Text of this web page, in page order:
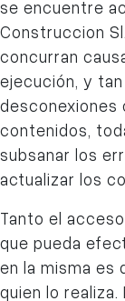
se encuentre
Construccion
concurran
ejecución, y
desconexiones
contenidos,
subsanar los
actualizar los
Tanto el
que pueda
en la misma es
quien lo